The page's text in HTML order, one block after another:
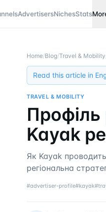
AdvertisersNichesStats
Home/Blog/Travel & Mobility
Read this article in
TRAVEL & MOBILITY
Kayak
Як Kayak
регіональна
#advertiser-profile#kayak#